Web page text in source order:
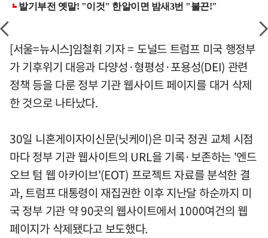
[서울=뉴시스]임철휘 기자 = 도널드 트럼프 미국 행정부
가 기후위기 대응과 다양성·형평성·포용성(DEI) 관련
정책 등을 다룬 정부 기관 웹사이트 페이지를 대거 삭제
한 것으로 나타났다.
30일 니혼게이자이신문(닛케이)은 미국 정권 교체 시점
마다 정부 기관 웹사이트의 URL을 기록·보존하는 '엔드
오브 텀 웹 아카이브'(EOT) 프로젝트 자료를 분석한 결
과, 트럼프 대통령이 재집권한 이후 지난달 하순까지 미
국 정부 기관 약 90곳의 웹사이트에서 1000여건의 웹
페이지가 삭제됐다고 보도했다.